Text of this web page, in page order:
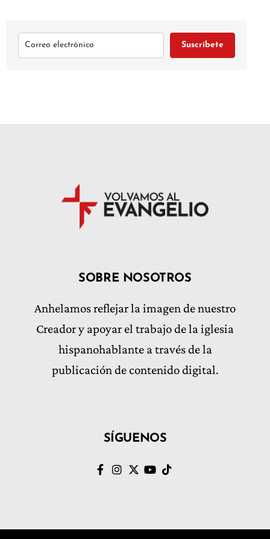
Suscríbete
SOBRE NOSOTROS
Anhelamos reflejar la imagen de nuestro
Creador y apoyar el trabajo de la iglesia
hispanohablante a través de la
publicación de contenido digital.
SÍGUENOS